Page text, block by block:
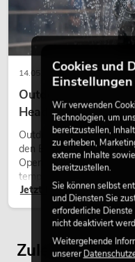
14.05.2026
Outdoor Moving-
Heads bei Events
Outdoor Moving-Heads
den Einsatz im Freien.
Open-Air-Konzerten,
temporären
Jetzt lesen
Zuletzt
Cookies und
Einstellungen
Wir verwenden
Technologien, um
bereitzustellen,
zu erheben,
externe Inhalte
bereitzustellen.
Sie können selbst
und Diensten Sie
erforderliche
nicht deaktiviert
Weitergehende
unserer